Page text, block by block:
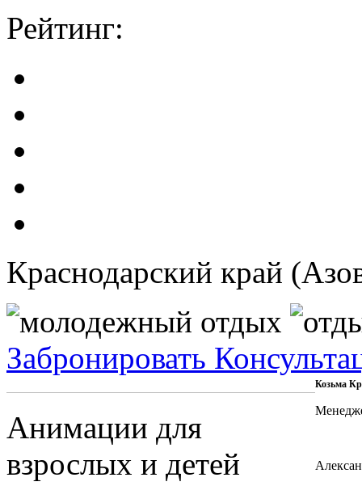
Рейтинг:
Краснодарский край
Забронировать
Козьма
Анимации для
взрослых и детей